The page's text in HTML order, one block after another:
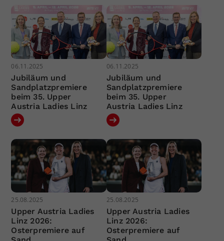
06.11.2025
Jubiläum und
Sandplatzpremiere
beim 35. Upper
Austria Ladies Linz
06.11.2025
Jubiläum und
Sandplatzpremiere
beim 35. Upper
Austria Ladies Linz
25.08.2025
Upper Austria Ladies
Linz 2026:
Osterpremiere auf
25.08.2025
Upper Austria Ladies
Linz 2026:
Osterpremiere auf